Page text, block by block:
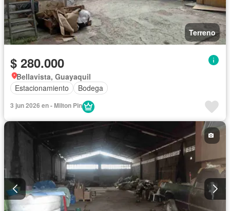
Terreno
$ 280.000
Bellavista, Guayaquil
Estacionamiento
Bodega
3 jun 2026 en - Milton Pin